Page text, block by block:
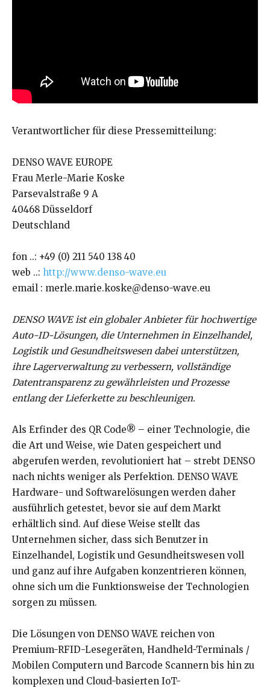
Verantwortlicher für diese Pressemitteilung:
DENSO WAVE EUROPE
Frau Merle-Marie Koske
Parsevalstraße 9 A
40468 Düsseldorf
Deutschland
fon ..: +49 (0) 211 540 138 40
web ..: http://www.denso-wave.eu
email : merle.marie.koske@denso-wave.eu
DENSO WAVE ist ein globaler Anbieter für hochwertige
Auto-ID-Lösungen, die Unternehmen in Einzelhandel,
Logistik und Gesundheitswesen dabei unterstützen,
ihre Lagerverwaltung zu verbessern, vollständige
Datentransparenz zu gewährleisten und Prozesse
entlang der Lieferkette zu beschleunigen.
Als Erfinder des QR Code® – einer Technologie, die
die Art und Weise, wie Daten gespeichert und
abgerufen werden, revolutioniert hat – strebt DENSO
nach nichts weniger als Perfektion. DENSO WAVE
Hardware- und Softwarelösungen werden daher
ausführlich getestet, bevor sie auf dem Markt
erhältlich sind. Auf diese Weise stellt das
Unternehmen sicher, dass sich Benutzer in
Einzelhandel, Logistik und Gesundheitswesen voll
und ganz auf ihre Aufgaben konzentrieren können,
ohne sich um die Funktionsweise der Technologien
sorgen zu müssen.
Die Lösungen von DENSO WAVE reichen von
Premium-RFID-Lesegeräten, Handheld-Terminals /
Mobilen Computern und Barcode Scannern bis hin zu
komplexen und Cloud-basierten IoT-